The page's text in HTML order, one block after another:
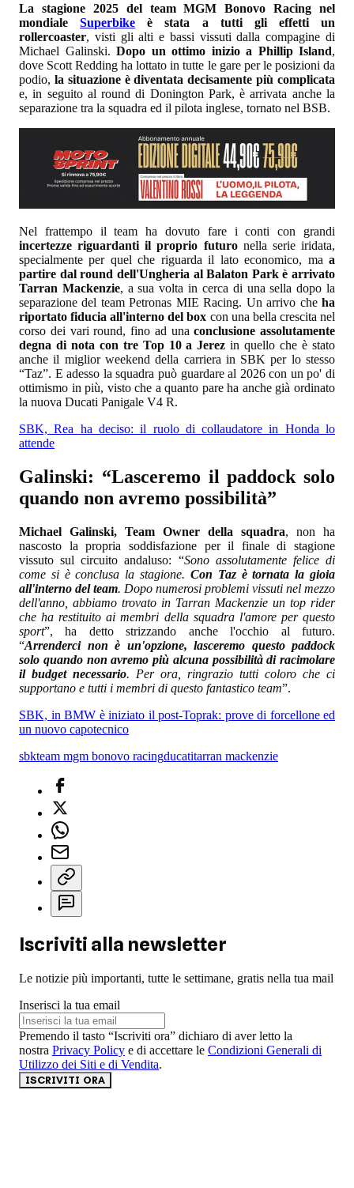
La stagione 2025 del team MGM Bonovo Racing nel
mondialeSuperbike è stata a tutti gli effetti un
rollercoaster, visti gli alti e bassi vissuti dalla compagine di
Michael Galinski. Dopo un ottimo inizio a Phillip Island,
dove Scott Redding ha lottato in tutte le gare per le posizioni da
podio, la situazione è diventata decisamente più complicata
e, in seguito al round di Donington Park, è arrivata anche la
separazione tra la squadra ed il pilota inglese, tornato nel BSB.
Nel frattempo il team ha dovuto fare i conti con grandi
incertezze riguardanti il proprio futuro nella serie iridata,
specialmente per quel che riguarda il lato economico, ma a
partire dal round dell'Ungheria al Balaton Park è arrivato
Tarran Mackenzie, a sua volta in cerca di una sella dopo la
separazione del team Petronas MIE Racing. Un arrivo che ha
riportato fiducia all'interno del box con una bella crescita nel
corso dei vari round, fino ad unaconclusione assolutamente
degna di nota con tre Top 10 a Jerezin quello che è stato
anche il miglior weekend della carriera in SBK per lo stesso
“Taz”. E adesso la squadra può guardare al 2026 con un po' di
ottimismo in più, visto che a quanto pare ha anche già ordinato
la nuova Ducati Panigale V4 R.
SBK, Rea ha deciso: il ruolo di collaudatore in Honda lo
attende
Galinski: “Lasceremo il paddock solo
quando non avremo possibilità”
Michael Galinski, Team Owner della squadra, non ha
nascosto la propria soddisfazione per il finale di stagione
vissuto sul circuito andaluso: “Sono assolutamente felice di
come si è conclusa la stagione. Con Taz è tornata la gioia
all'interno del team. Dopo numerosi problemi vissuti nel mezzo
dell'anno, abbiamo trovato in Tarran Mackenzie un top rider
che ha restituito ai membri della squadra l'amore per questo
sport”, ha detto strizzando anche l'occhio al futuro.
“Arrenderci non è un'opzione, lasceremo questo paddock
solo quando non avremo più alcuna possibilità di racimolare
il budget necessario. Per ora, ringrazio tutti coloro che ci
supportano e tutti i membri di questo fantastico team”.
SBK, in BMW è iniziato il post-Toprak: prove di forcellone ed
un nuovo capotecnico
sbkteam mgm bonovo racingducatitarran mackenzie
Iscriviti alla newsletter
Le notizie più importanti, tutte le settimane, gratis nella tua mail
Inserisci la tua email
Premendo il tasto “Iscriviti ora” dichiaro di aver letto la
nostra Privacy Policy e di accettare le Condizioni Generali di
Utilizzo dei Siti e di Vendita.
ISCRIVITI ORA